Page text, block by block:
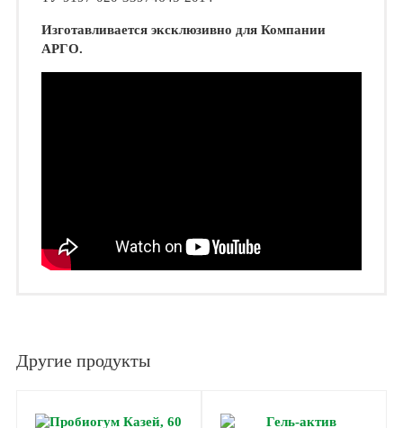
Изготавливается эксклюзивно для Компании
АРГО.
Другие продукты